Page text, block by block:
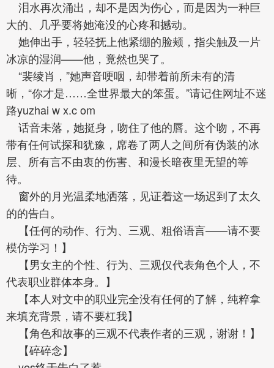
泪水再次涌出，却不是因为伤心，而是因为一种巨
大的、几乎要将她淹没的心疼和撼动。
她伸出手，轻轻抚上他紧绷的脸颊，指尖触及一片
冰凉的湿润——他，竟然也哭了。
“裴绫肖，”她声音哽咽，却带着前所未有的清
晰，“你才是……全世界最大的笨蛋。”请记住网址不迷
路yuzhai w x.c om
话音未落，她挺身，吻住了他的唇。这个吻，不再
带有任何试探和犹豫，席卷了两人之间所有伪装的冰
层、所有言不由衷的伤害、和漫长暗夜里无望的等
待。
窗外的月光温柔地洒落，见证着这一场迟到了太久
的的告白。
【任何的动作、行为、三观、粗俗语言——请不要
模仿学习！】
【男女主的个性、行为、三观仅代表角色个人，不
代表职业群体本身。】
【本人对文中的职业完全没有任何的了解，纯粹拿
来填充背景，请不要杠我】
【角色和故事的三观不代表作者的三观，谢谢！】
【碎碎念】